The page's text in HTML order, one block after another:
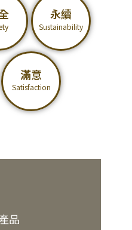
永續
Sustainability
滿意
Satisfaction
品